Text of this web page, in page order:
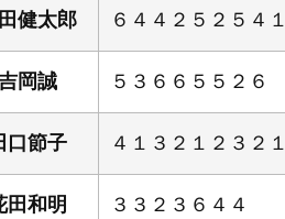
健太郎 ６４４２５２５４１
岡誠 ５３６６５５２６
口節子 ４１３２１２３２１
田和明 ３３２３６４４